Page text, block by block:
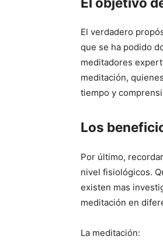
El verdadero
que se ha podido
meditadores
meditación,
tiempo y
Los
Por último,
nivel fisiológicos.
existen mas
meditación en
La meditación: